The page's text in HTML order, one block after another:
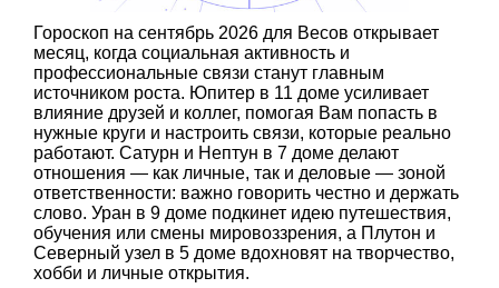
Гороскоп на сентябрь 2026 для Весов открывает
месяц, когда социальная активность и
профессиональные связи станут главным
источником роста. Юпитер в 11 доме усиливает
влияние друзей и коллег, помогая Вам попасть в
нужные круги и настроить связи, которые реально
работают. Сатурн и Нептун в 7 доме делают
отношения — как личные, так и деловые — зоной
ответственности: важно говорить честно и держать
слово. Уран в 9 доме подкинет идею путешествия,
обучения или смены мировоззрения, а Плутон и
Северный узел в 5 доме вдохновят на творчество,
хобби и личные открытия.